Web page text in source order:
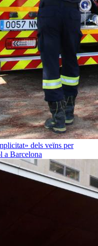
dels veïns per
a Barcelona